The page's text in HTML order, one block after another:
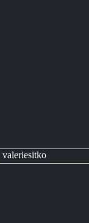
valeriesitko